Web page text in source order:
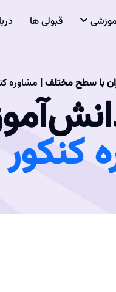
قبولی ها
با سطح مختلف | مشاوره
کنکور